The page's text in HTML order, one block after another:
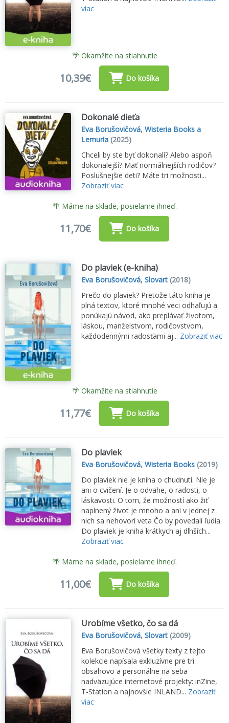
viac
🌴 Okamžite na stiahnutie
10,39€ Do košíka
Dokonalé dieťa
Eva Borušovičová,Wisteria Books a
Lemuria (2025)
Chceli by ste byť dokonalí? Alebo aspoň
dokonalejší? Mať normálnejších rodičov?
Poslušnejšie deti? Máte tri možnosti...
Zobraziť viac
🌴 Máme na sklade, posielame ihneď.
11,70€ Do košíka
Do plaviek (e-kniha)
Eva Borušovičová,Slovart (2018)
Prečo do plaviek? Pretože táto kniha je
plná textov, ktoré mnohé veci odhaľujú a
ponúkajú návod, ako preplávať životom,
láskou, manželstvom, rodičovstvom,
každodennými radosťami aj... Zobraziť viac
🌴 Okamžite na stiahnutie
11,77€ Do košíka
Do plaviek
Eva Borušovičová,Wisteria Books (2019)
Do plaviek nie je kniha o chudnutí. Nie je
ani o cvičení. Je o odvahe, o radosti, o
láskavosti. O tom, že možností ako žiť
naplnený život je mnoho a ani v jednej z
nich sa nehovorí veta Čo by povedali ľudia.
Do plaviek je kniha krátkych aj dlhších...
Zobraziť viac
🌴 Máme na sklade, posielame ihneď.
11,00€ Do košíka
Urobíme všetko, čo sa dá
Eva Borušovičová,Slovart (2009)
Eva Borušovičová všetky texty z tejto
kolekcie napísala exkluzívne pre tri
obsahovo a personálne na seba
nadväzujúce internetové projekty: inZine,
T-Station a najnovšie INLAND... Zobraziť
viac